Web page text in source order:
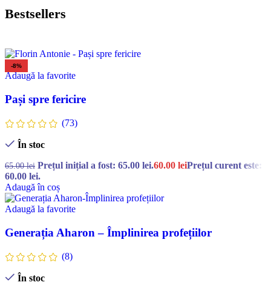
Bestsellers
-8%
Adaugă la favorite
Pași spre fericire
(73)
În stoc
65.00lei Prețul inițial a fost: 65.00 lei.60.00 leiPrețul curent este:
60.00 lei.
Adaugă în coș
Adaugă la favorite
Generația Aharon – Împlinirea profețiilor
(8)
În stoc